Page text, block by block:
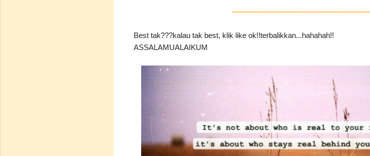
-------------------------------------------------------
Best tak???kalau tak best, klik like ok!!terbalikkan...hahahah!!
ASSALAMUALAIKUM